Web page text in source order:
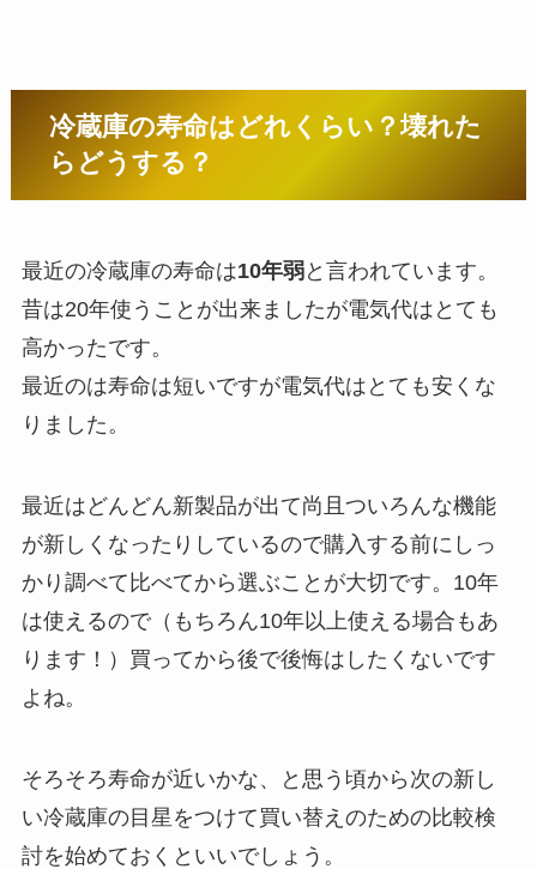
冷蔵庫の寿命はどれくらい？壊れた
らどうする？
最近の冷蔵庫の寿命は10年弱と言われています。
昔は20年使うことが出来ましたが電気代はとても
高かったです。
最近のは寿命は短いですが電気代はとても安くな
りました。
最近はどんどん新製品が出て尚且ついろんな機能
が新しくなったりしているので購入する前にしっ
かり調べて比べてから選ぶことが大切です。10年
は使えるので（もちろん10年以上使える場合もあ
ります！）買ってから後で後悔はしたくないです
よね。
そろそろ寿命が近いかな、と思う頃から次の新し
い冷蔵庫の目星をつけて買い替えのための比較検
討を始めておくといいでしょう。